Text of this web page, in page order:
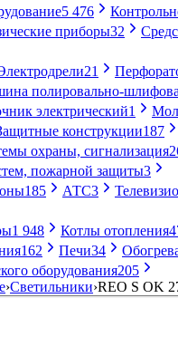
5 476
приборы32
21
полировально-
электрический1
конструкции187
охраны, сигнализация
пожарной защиты3
185 АТС3
1 948 Котлы отопления
162 Печи34
оборудования205
›Светильники›REO S OK